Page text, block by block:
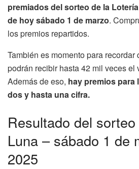
premiados del sorteo de la
de hoy sábado 1 de marzo.
los premios repartidos.
También es momento para
podrán recibir hasta 42 mil veces el
Además de eso, hay premios para
dos y hasta una cifra.
Resultado del
Luna – sábado 1 de
2025